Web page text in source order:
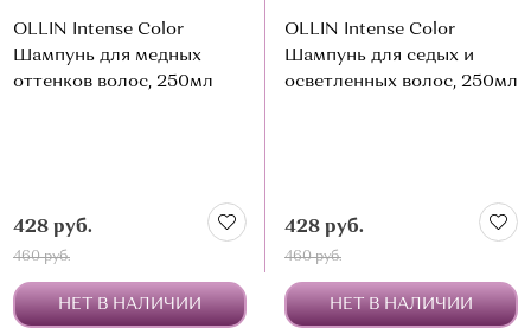
OLLIN Intense Color
Шампунь для медных
оттенков волос, 250мл
428 руб.
460 руб.
НЕТ В НАЛИЧИИ
OLLIN Intense Color
Шампунь для седых и
осветленных волос, 250мл
428 руб.
460 руб.
НЕТ В НАЛИЧИИ